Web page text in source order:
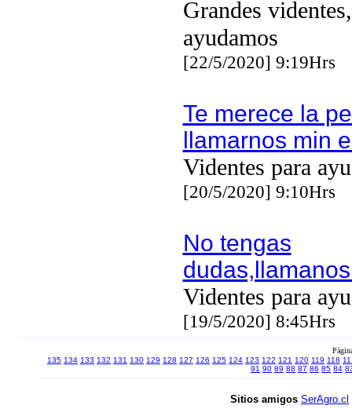
Grandes
ayudamos
[22/5/2020] 9:19Hrs
Te merece la
llamarnos min
Videntes para
[20/5/2020] 9:10Hrs
No tengas
Videntes para
[19/5/2020] 8:45Hrs
135 134 133 132 131 130 129 128 127 126 125 124 123 122 121 120 119 118
91 90 89 88 87 86 85 84
Sitios amigos SerAgro.cl